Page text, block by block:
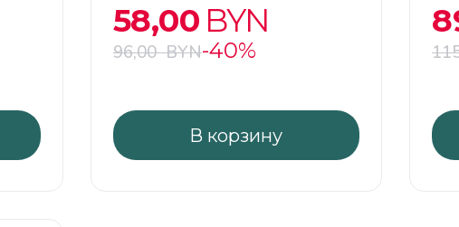
Диеткомплекс обладает
пониженной калорийностью,
приятным вкусом, является
время диет, регулирует
аппетит благодаря экстрактам
худии и г
58,00BYN
96,00BYN-40%
В корзину